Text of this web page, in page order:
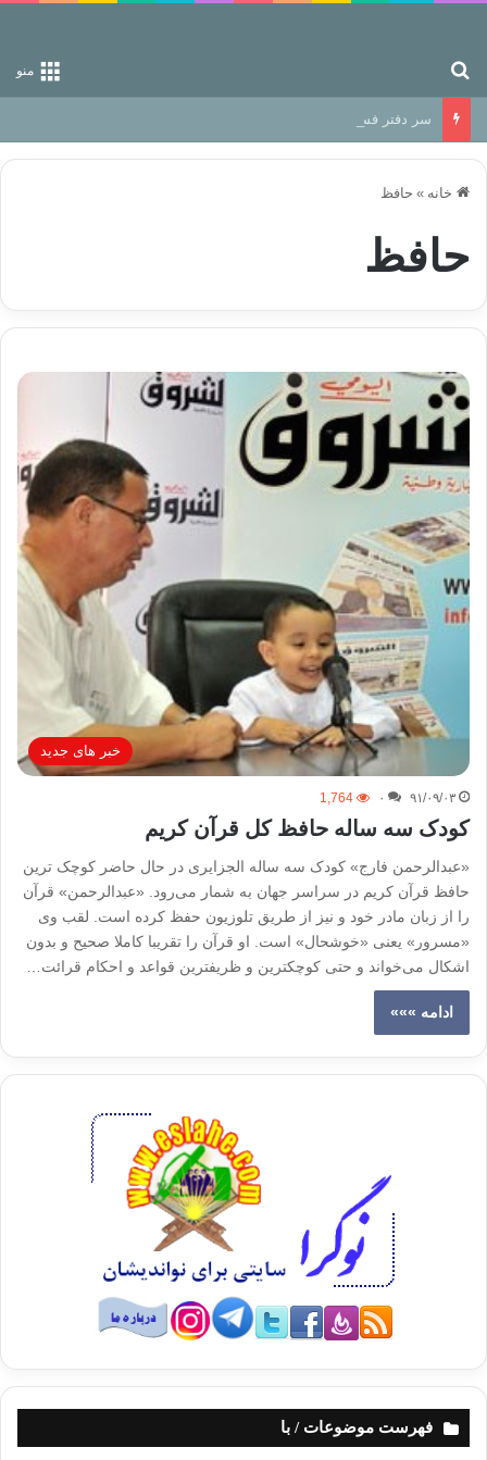
منو
سر دفتر فساد در زمین‌، دوری وکناره‌گیری از راه خداست‌!
خانه » حافظ
حافظ
خبر های جدید
۹۱/۰۹/۰۳ ۰ 1,764
کودک سه ساله حافظ کل قرآن کریم
«عبدالرحمن فارج» کودک سه ساله الجزایری در حال حاضر کوچک ترین
حافظ قرآن کریم در سراسر جهان به شمار می‌رود. «عبدالرحمن» قرآن
را از زبان مادر خود و نیز از طریق تلوزیون حفظ کرده است. لقب وی
«مسرور» یعنی «خوشحال» است. او قرآن را تقریبا کاملا صحیح و بدون
اشکال می‌خواند و حتی کوچکترین و ظریفترین قواعد و احکام قرائت…
ادامه »»»
فهرست موضوعات / با